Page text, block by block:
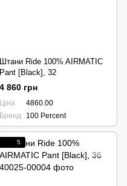
Штани Ride 100% AIRMATIC
Pant [Black], 32
4 860 грн
Ціна
4860.00
Бренд
100 Percent
5